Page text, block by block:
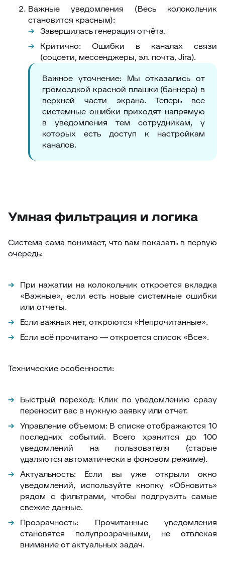
Важные уведомления (Весь колокольчик
становится красным):
Завершилась генерация отчёта.
Критично: Ошибки в каналах связи
(соцсети, мессенджеры, эл. почта, Jira).
Важное уточнение:Мы отказались от
громоздкой красной плашки (баннера) в
верхней части экрана. Теперь все
системные ошибки приходят напрямую
в уведомления тем сотрудникам, у
которых есть доступ к настройкам
каналов.
Умная фильтрация и логика
Система сама понимает, что вам показать в первую
очередь:
При нажатии на колокольчик откроется вкладка
«Важные», если есть новые системные ошибки
или отчеты.
Если важных нет, откроются «Непрочитанные».
Если всё прочитано — откроется список «Все».
Технические особенности:
Быстрый переход:Клик по уведомлению сразу
переносит вас в нужную заявку или отчет.
Управление объемом:В списке отображаются 10
последних событий. Всего хранится до 100
уведомлений на пользователя (старые
удаляются автоматически в фоновом режиме).
Актуальность: Если вы уже открыли окно
уведомлений, используйте кнопку «Обновить»
рядом с фильтрами, чтобы подгрузить самые
свежие данные.
Прозрачность: Прочитанные уведомления
становятся полупрозрачными, не отвлекая
внимание от актуальных задач.